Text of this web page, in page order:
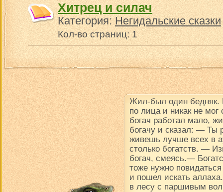
Хитрец и силач
Категория:Негидальские сказки
Кол-во страниц: 1
Жил-был один бедняк.
по лица и никак не
богач работал мало,
богачу и сказал: — Ты
живешь лучше всех в
столько богатств. —
богач, смеясь.—
тоже нужно
и пошел искать
в лесу с паршивым